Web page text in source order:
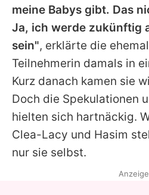
meine Babys gibt. Das
Ja, ich werde zukünftig
sein", erklärte die
Teilnehmerin damals in
Kurz danach kamen sie
Doch die Spekulationen
hielten sich hartnäckig.
Clea-Lacy und Hasim
nur sie selbst.
Anzeige